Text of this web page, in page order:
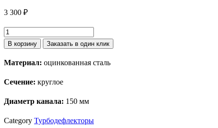
3 300 ₽
Количество
товара
TD-
150
метал)
В корзину Заказать в один клик
Материал: оцинкованная сталь
Сечение: круглое
Диаметр канала: 150 мм
Category Турбодефлекторы